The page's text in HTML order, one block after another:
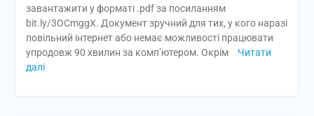
завантажити у форматі .pdf за посиланням
bit.ly/3OCmggX. Документ зручний для тих, у кого наразі
повільний інтернет або немає можливості працювати
упродовж 90 хвилин за комп’ютером. Окрім
Читати
далі